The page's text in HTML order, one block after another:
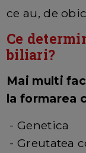
ce au, de
Ce
biliari?
Mai multi
la formarea
- Genetica
- Greutatea